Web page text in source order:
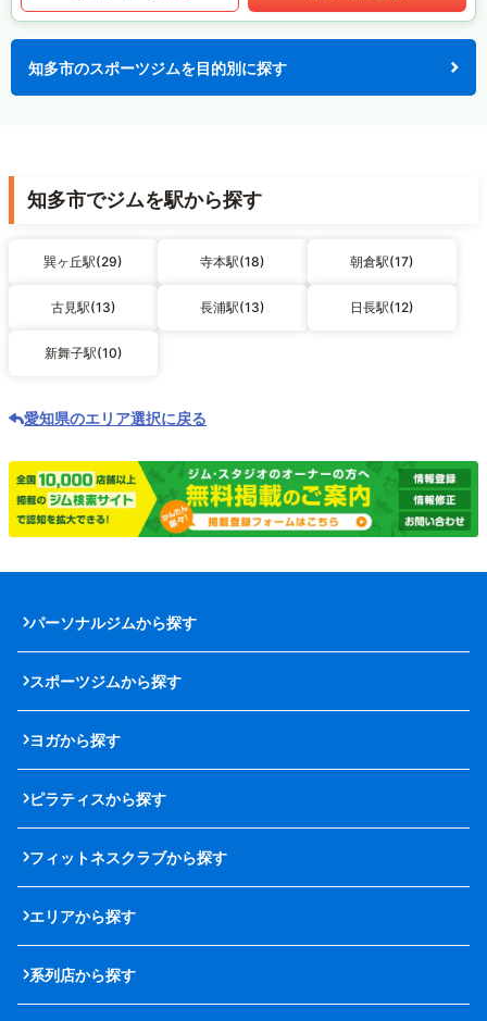
知多市のスポーツジムを目的別に探す
知多市でジムを駅から探す
巽ヶ丘駅(29) 寺本駅(18) 朝倉駅(17)
古見駅(13) 長浦駅(13) 日長駅(12)
新舞子駅(10)
愛知県のエリア選択に戻る
パーソナルジムから探す
スポーツジムから探す
ヨガから探す
ピラティスから探す
フィットネスクラブから探す
エリアから探す
系列店から探す